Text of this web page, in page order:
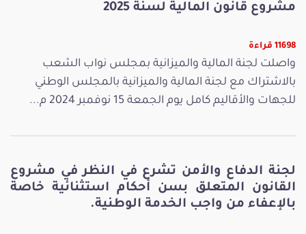
مشروع قانون المالية لسنة 2025
11698 قراءة
واصلت لجنة المالية والميزانية بمجلس نواب الشعب
بالاشتراك مع لجنة المالية والميزانية بالمجلس الوطني
للجهات والأقاليم كامل يوم الجمعة 15 نوفمبر 2024 م...
لجنة الدفاع والأمن تشرع في النظر في مشروع
القانون المتعلق بسن أحكام استثنائية خاصة
بالإعفاء من واجب الخدمة الوطنية.